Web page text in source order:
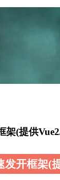
架(提供
开框架(